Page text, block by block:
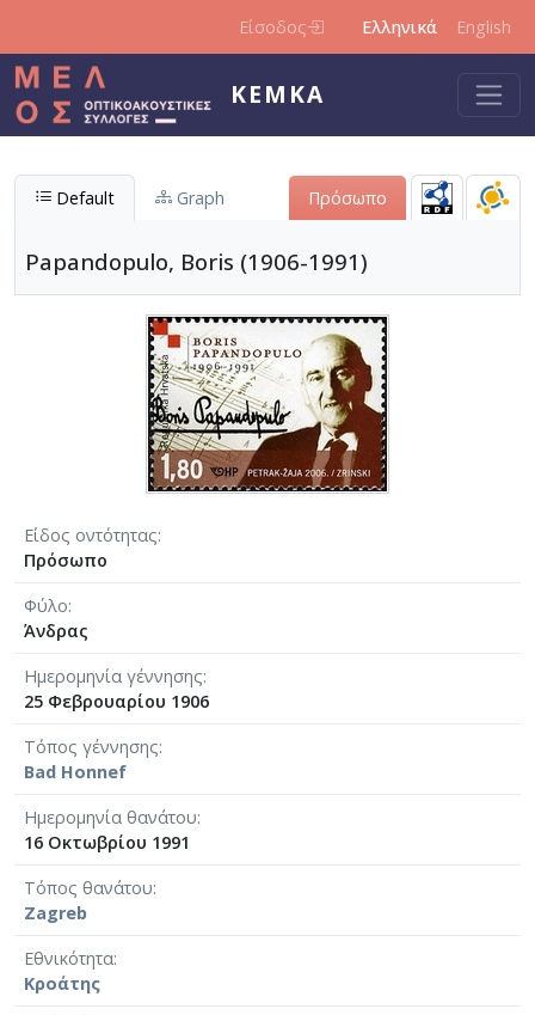
Είσοδος Ελληνικά English
ΚΕΜΚΑ
Default Graph Πρόσωπο
Papandopulo, Boris (1906-1991)
Είδος οντότητας
Πρόσωπο
Φύλο
Άνδρας
Ημερομηνία γέννησης
25 Φεβρουαρίου 1906
Τόπος γέννησης
Bad Honnef
Ημερομηνία θανάτου
16 Οκτωβρίου 1991
Τόπος θανάτου
Zagreb
Εθνικότητα
Κροάτης